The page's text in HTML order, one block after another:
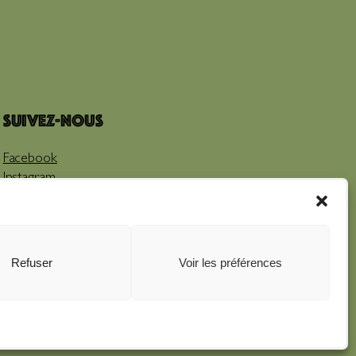
Refuser Voir les préférences
Suivez-nous
Facebook
Instagram